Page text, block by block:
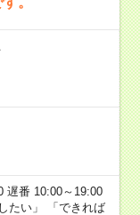
遅番 10:00～19:00
たい」 「できれば